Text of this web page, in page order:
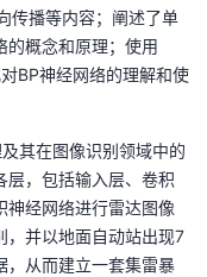
传播等内容；阐述了单
的概念和原理；使用
BP神经网络的理解和使
其在图像识别领域中的
层，包括输入层、卷积
神经网络进行雷达图像
，并以地面自动站出现7
，从而建立一套集雷暴